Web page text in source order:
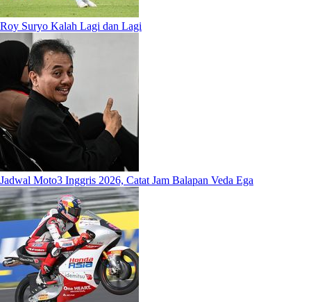
Roy Suryo Kalah Lagi dan Lagi
Jadwal Moto3 Inggris 2026, Catat Jam Balapan Veda Ega